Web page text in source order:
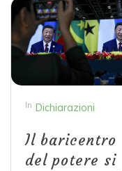
In Dichiarazioni
Il baricentro
del potere si